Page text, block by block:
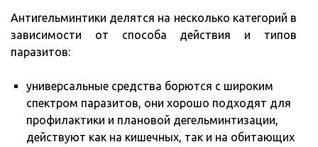
Антигельминтики делятся на несколько категорий в
зависимости от способа действия и типов
паразитов:
универсальные средства борются с широким
спектром паразитов, они хорошо подходят для
профилактики и плановой дегельминтизации,
действуют как на кишечных, так и на обитающих